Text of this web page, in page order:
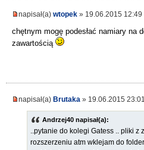
napisał(a) wtopek » 19.06.2015 12:49
chętnym mogę podesłać namiary na
zawartością
napisał(a) Brutaka » 19.06.2015 23:01
Andrzej40 napisał(a):
..pytanie do kolegi Gatess .. pliki
rozszerzeniu atm wklejam do